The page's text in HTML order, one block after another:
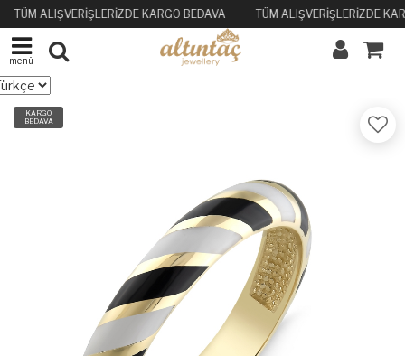
TÜM ALIŞVERİŞLERİZDE KARGO BEDAVA TÜM ALIŞVERİŞLERİZDE
menü
KARGO
BEDAVA